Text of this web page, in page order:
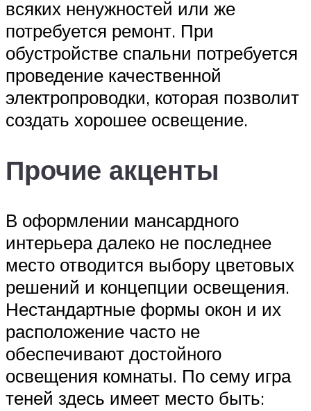
всяких ненужностей или же
потребуется ремонт. При
обустройстве спальни потребуется
проведение качественной
электропроводки, которая позволит
создать хорошее освещение.
Прочие акценты
В оформлении мансардного
интерьера далеко не последнее
место отводится выбору цветовых
решений и концепции освещения.
Нестандартные формы окон и их
расположение часто не
обеспечивают достойного
освещения комнаты. По сему игра
теней здесь имеет место быть: